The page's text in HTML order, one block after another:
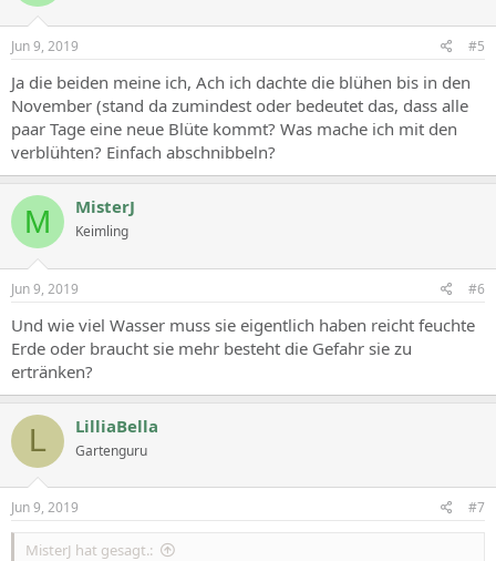
Jun 9, 2019 #5
Ja die beiden meine ich, Ach ich dachte die blühen bis in den
November (stand da zumindest oder bedeutet das, dass alle
paar Tage eine neue Blüte kommt? Was mache ich mit den
verblühten? Einfach abschnibbeln?
M MisterJ
Keimling
Jun 9, 2019 #6
Und wie viel Wasser muss sie eigentlich haben reicht feuchte
Erde oder braucht sie mehr besteht die Gefahr sie zu
ertränken?
L LilliaBella
Gartenguru
Jun 9, 2019 #7
MisterJ hat gesagt.: